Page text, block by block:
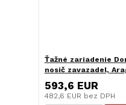
Ťažné zariadenie
nosič zavazadel,
593,6 EUR
482,6 EUR bez DPH